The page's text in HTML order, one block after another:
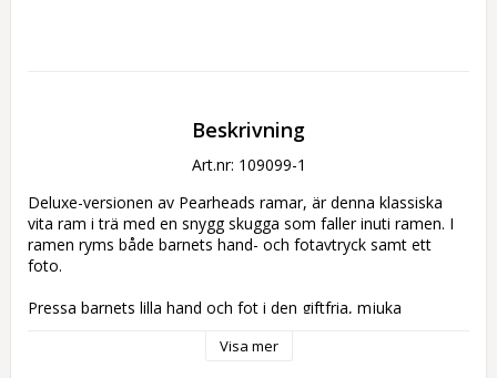
Beskrivning
Art.nr: 109099-1
Deluxe-versionen av Pearheads ramar, är denna klassiska
vita ram i trä med en snygg skugga som faller inuti ramen. I
ramen ryms både barnets hand- och fotavtryck samt ett
foto.
Pressa barnets lilla hand och fot i den giftfria, mjuka
Visa mer